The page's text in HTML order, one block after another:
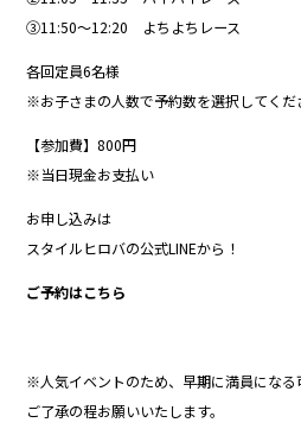
③11:50〜12:20 よちよちレース
各回定員6名様
※お子さまの人数で予約数を選択してくだ
【参加費】800円
※当日現金お支払い
お申し込みは
スタイルヒロバの公式LINEから！
ご予約はこちら
※人気イベントのため、早期に満員になる
ご了承の程お願いいたします。